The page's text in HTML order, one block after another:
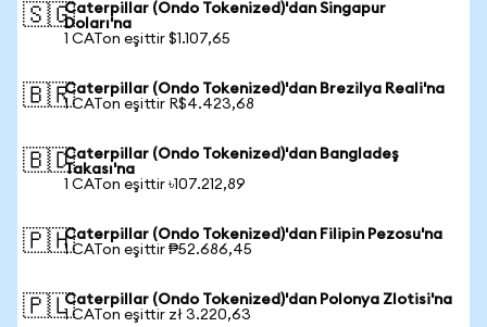
🇸🇬Caterpillar (Ondo Tokenized)'dan Singapur
Doları'na
1 CATon eşittir $1.107,65
🇧🇷Caterpillar (Ondo Tokenized)'dan Brezilya Reali'na
1 CATon eşittir R$4.423,68
🇧🇩Caterpillar (Ondo Tokenized)'dan Bangladeş
Takası'na
1 CATon eşittir ৳107.212,89
🇵🇭Caterpillar (Ondo Tokenized)'dan Filipin Pezosu'na
1 CATon eşittir ₱52.686,45
🇵🇱Caterpillar (Ondo Tokenized)'dan Polonya Zlotisi'na
1 CATon eşittir zł 3.220,63